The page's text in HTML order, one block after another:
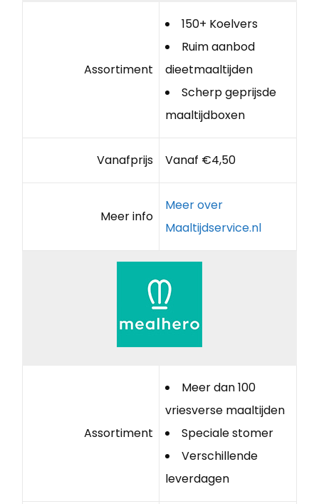
Assortiment
150+ Koelvers
Ruim aanbod
dieetmaaltijden
Scherp geprijsde
maaltijdboxen
Vanafprijs Vanaf €4,50
Meer info
Meer over
Maaltijdservice.nl
Assortiment
Meer dan 100
vriesverse maaltijden
Speciale stomer
Verschillende
leverdagen